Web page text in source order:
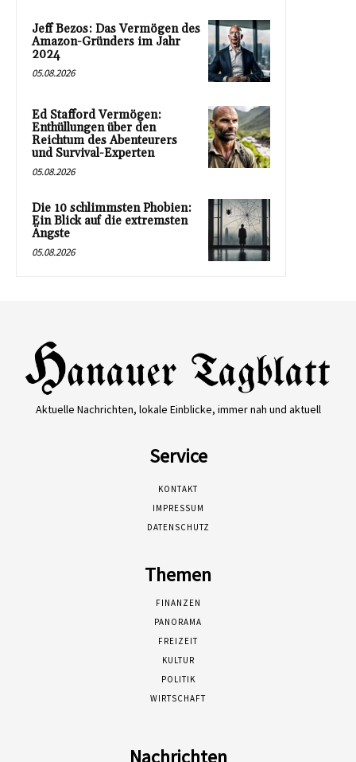
Jeff Bezos: Das Vermögen des
Amazon-Gründers im Jahr
2024
05.08.2026
Ed Stafford Vermögen:
Enthüllungen über den
Reichtum des Abenteurers
und Survival-Experten
05.08.2026
Die 10 schlimmsten Phobien:
Ein Blick auf die extremsten
Ängste
05.08.2026
Aktuelle Nachrichten, lokale Einblicke, immer nah und aktuell
Service
KONTAKT
IMPRESSUM
DATENSCHUTZ
Themen
FINANZEN
PANORAMA
FREIZEIT
KULTUR
POLITIK
WIRTSCHAFT
Nachrichten